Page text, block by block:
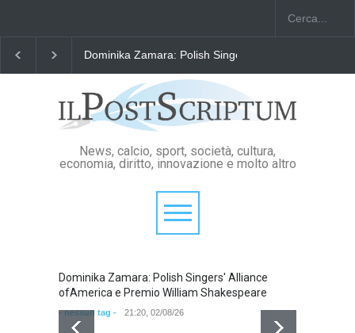
Dominika Zamara: Polish Singers' Alliance ofAmerica e
News, calcio, sport, società, cultura,
economia, diritto, innovazione e molto altro
Dominika Zamara: Polish Singers' Alliance
ofAmerica e Premio William Shakespeare
- nessun tag - 21:20, 02/08/26